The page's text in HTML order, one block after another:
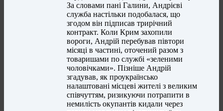
За словами пані Галини, Андрієві
служба настільки подобалася, що
згодом він підписав трирічний
контракт. Коли Крим захопили
вороги, Андрій перебував півтори
місяці в частині, оточений разом з
товаришами по службі «зеленими
чоловічками». Пізніше Андрій
згадував, як проукраїнсько
налаштовані місцеві жителі з великим
співчуттям, ризикуючи потрапити в
немилість окупантів кидали через